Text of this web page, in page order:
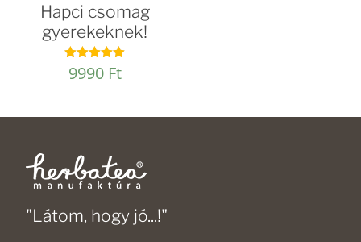
Hapci csomag
gyerekeknek!
Értékelés:
4.94
9990 Ft
"Látom, hogy jó...!"